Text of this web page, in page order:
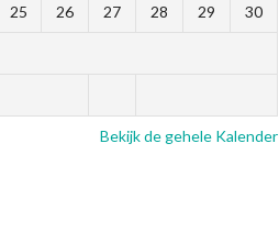
25 26 27 28 29 30
Bekijk de gehele Kalender